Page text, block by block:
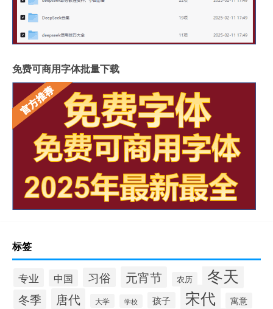
免费可商用字体批量下载
标签
专业 中国 习俗 元宵节 农历 冬天
冬季 唐代 大学 学校 孩子 宋代 寓意